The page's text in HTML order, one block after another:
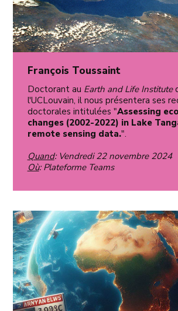
François Toussaint
Doctorant au Earth and Life Institute
l'UCLouvain, il nous présentera ses
doctorales intitulées "Assessing
changes (2002-2022) in Lake
remote sensing data.".
Quand: Vendredi 22 novembre 2024
Où: Plateforme Teams